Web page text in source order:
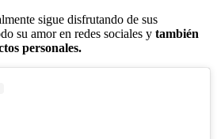
sigue disfrutando de sus
su amor en redes sociales y también
personales.